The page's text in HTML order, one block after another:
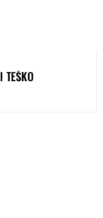
TEŠKO